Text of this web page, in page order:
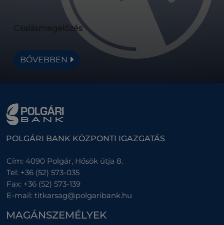
Csalásmegelőzés
BŐVEBBEN
POLGÁRI BANK KÖZPONTI IGAZGATÁS
Cím: 4090 Polgár, Hősök útja 8.
Tel: +36 (52) 573-035
Fax: +36 (52) 573-139
E-mail: titkarsag@polgaribank.hu
MAGÁNSZEMÉLYEK